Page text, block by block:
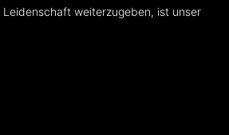
weiterzugeben, ist unser